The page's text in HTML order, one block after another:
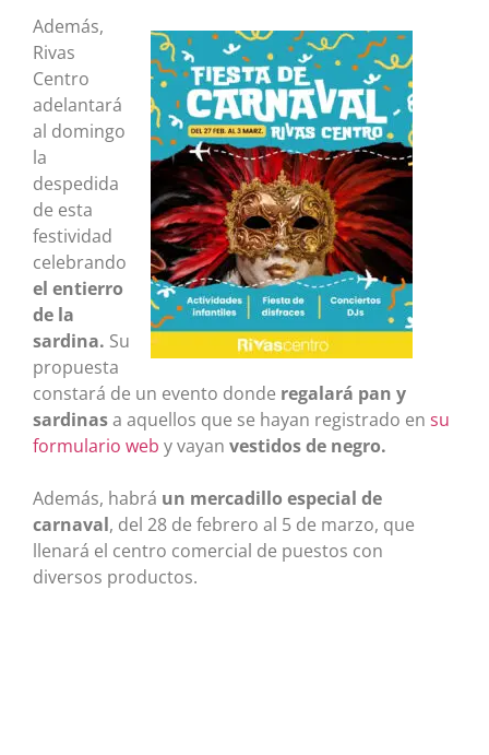
Además,
Rivas
Centro
adelantará
al domingo
la
despedida
de esta
festividad
celebrando
el entierro
de la
sardina. Su
propuesta
constará de un evento donde regalará pan y
sardinasa aquellos que se hayan registrado en su
formulario web y vayan vestidos de negro.
Además, habrá un mercadillo especial de
carnaval, del 28 de febrero al 5 de marzo, que
llenará el centro comercial de puestos con
diversos productos.